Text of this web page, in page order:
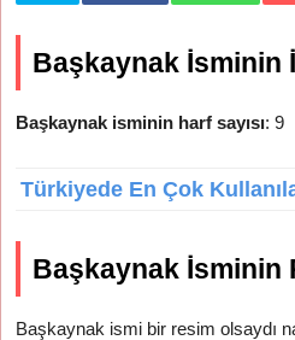
Başkaynak İsminin
Başkaynak isminin harf sayısı: 9
Türkiyede En Çok
Başkaynak İsminin
Başkaynak ismi bir resim olsaydı